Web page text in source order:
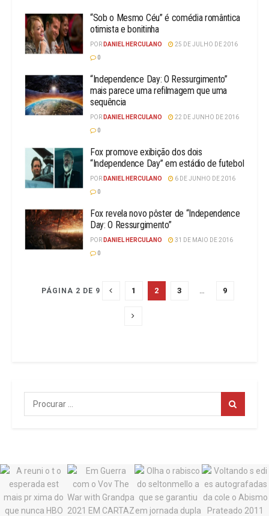
“Sob o Mesmo Céu” é comédia romântica
otimista e bonitinha
POR DANIEL HERCULANO
25 DE JULHO DE 2016
0
“Independence Day: O Ressurgimento”
mais parece uma refilmagem que uma
sequência
POR DANIEL HERCULANO
22 DE JUNHO DE 2016
0
Fox promove exibição dos dois
“Independence Day” em estádio de futebol
POR DANIEL HERCULANO
6 DE JUNHO DE 2016
0
Fox revela novo pôster de “Independence
Day: O Ressurgimento”
POR DANIEL HERCULANO
31 DE MAIO DE 2016
0
PÁGINA 2 DE 9 1 2 3 … 9